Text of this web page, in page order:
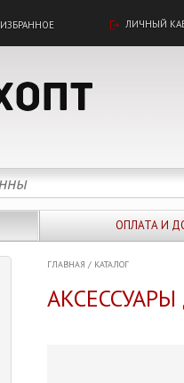
ИЗБРАННОЕ ЛИЧНЫЙ
ОПЛАТА И
ГЛАВНАЯ / КАТАЛОГ